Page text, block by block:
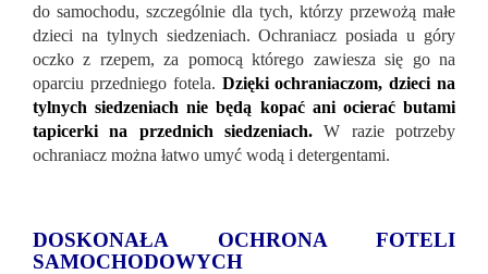
do samochodu, szczególnie dla tych, którzy przewożą małe
dzieci na tylnych siedzeniach. Ochraniacz posiada u góry
oczko z rzepem, za pomocą którego zawiesza się go na
oparciu przedniego fotela. Dzięki ochraniaczom, dzieci na
tylnych siedzeniach nie będą kopać ani ocierać butami
tapicerki na przednich siedzeniach. W razie potrzeby
ochraniacz można łatwo umyć wodą i detergentami.
DOSKONAŁA OCHRONA FOTELI
SAMOCHODOWYCH